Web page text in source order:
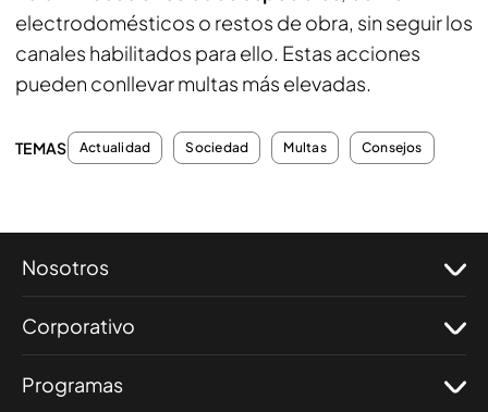
electrodomésticos o restos de obra, sin seguir los
canales habilitados para ello. Estas acciones
pueden conllevar multas más elevadas.
TEMAS Actualidad Sociedad Multas Consejos
Nosotros
Corporativo
Programas